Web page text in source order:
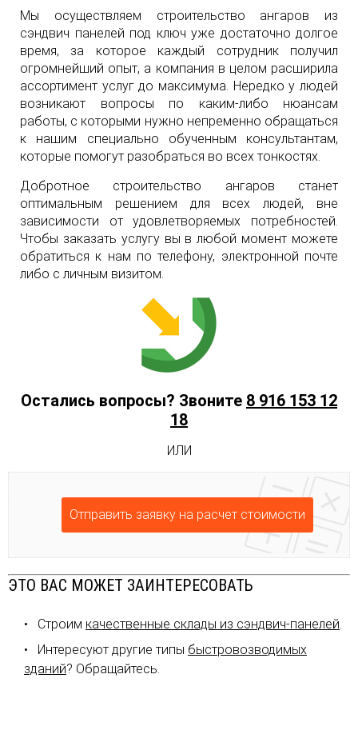
Мы осуществляем строительство ангаров из
сэндвич панелей под ключ уже достаточно долгое
время, за которое каждый сотрудник получил
огромнейший опыт, а компания в целом расширила
ассортимент услуг до максимума. Нередко у людей
возникают вопросы по каким-либо нюансам
работы, с которыми нужно непременно обращаться
к нашим специально обученным консультантам,
которые помогут разобраться во всех тонкостях.
Добротное строительство ангаров станет
оптимальным решением для всех людей, вне
зависимости от удовлетворяемых потребностей.
Чтобы заказать услугу вы в любой момент можете
обратиться к нам по телефону, электронной почте
либо с личным визитом.
Остались вопросы? Звоните 8 916 153 12
18
ИЛИ
Отправить заявку на расчет стоимости
ЭТО ВАС МОЖЕТ ЗАИНТЕРЕСОВАТЬ
Строим качественные склады из сэндвич-панелей.
Интересуют другие типы быстровозводимых
зданий? Обращайтесь.